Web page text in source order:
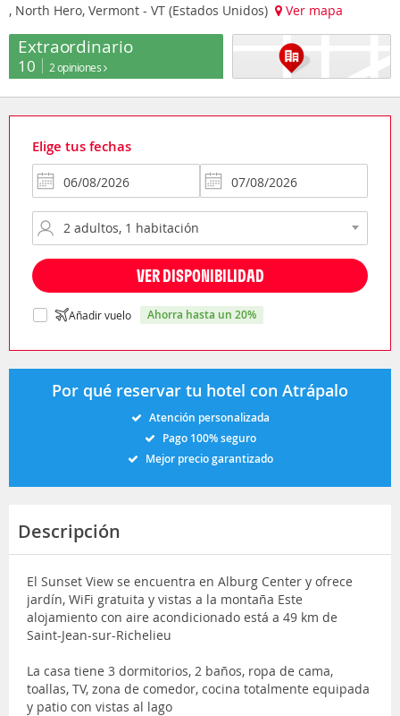
, North Hero, Vermont - VT (Estados Unidos) Ver mapa
Extraordinario
10 2 opiniones
Elige tus fechas
VER DISPONIBILIDAD
Añadir vuelo ahorra hasta un 20%
Por qué reservar tu hotel con Atrápalo
Atención personalizada
Pago 100% seguro
Mejor precio garantizado
Descripción
El Sunset View se encuentra en Alburg Center y ofrece
jardín, WiFi gratuita y vistas a la montaña Este
alojamiento con aire acondicionado está a 49 km de
Saint-Jean-sur-Richelieu
La casa tiene 3 dormitorios, 2 baños, ropa de cama,
toallas, TV, zona de comedor, cocina totalmente equipada
y patio con vistas al lago